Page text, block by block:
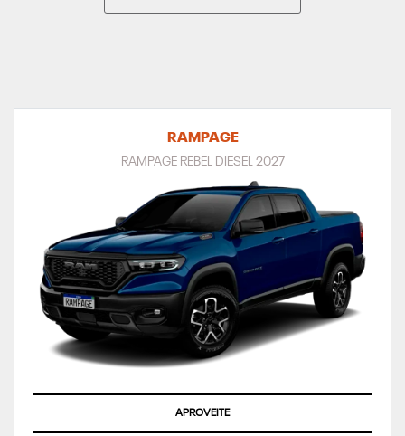
RAMPAGE
RAMPAGE REBEL DIESEL 2027
ÚLTIMAS UNIDADES